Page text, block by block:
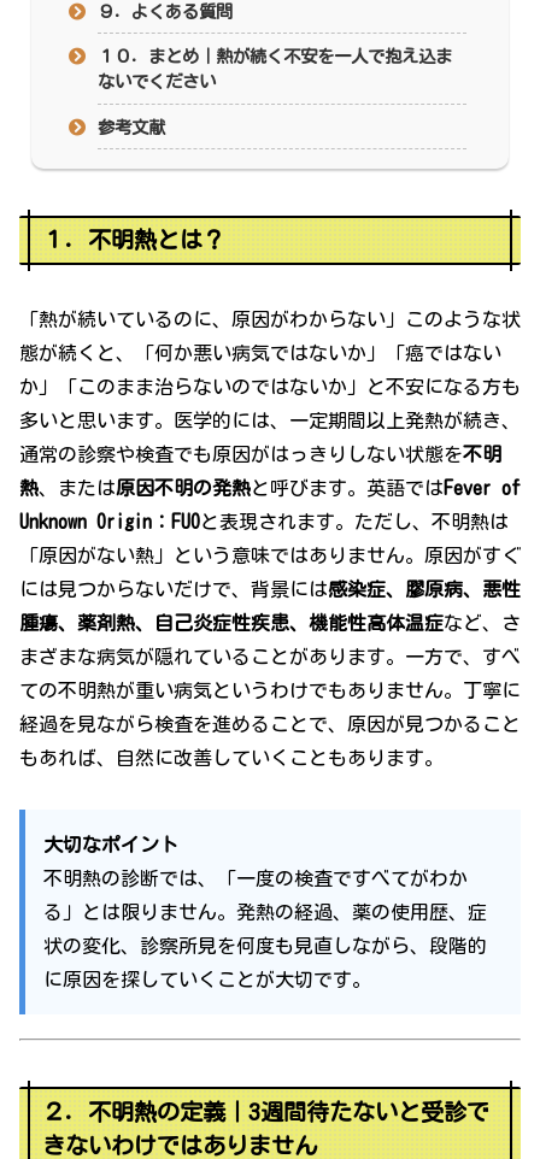
９．よくある質問
１０．まとめ｜熱が続く不安を一人で抱え込ま
ないでください
参考文献
１．不明熱とは？
「熱が続いているのに、原因がわからない」このような状
態が続くと、「何か悪い病気ではないか」「癌ではない
か」「このまま治らないのではないか」と不安になる方も
多いと思います。医学的には、一定期間以上発熱が続き、
通常の診察や検査でも原因がはっきりしない状態を不明
熱、または原因不明の発熱と呼びます。英語ではFever of
Unknown Origin：FUOと表現されます。ただし、不明熱は
「原因がない熱」という意味ではありません。原因がすぐ
には見つからないだけで、背景には感染症、膠原病、悪性
腫瘍、薬剤熱、自己炎症性疾患、機能性高体温症など、さ
まざまな病気が隠れていることがあります。一方で、すべ
ての不明熱が重い病気というわけでもありません。丁寧に
経過を見ながら検査を進めることで、原因が見つかること
もあれば、自然に改善していくこともあります。
大切なポイント
不明熱の診断では、「一度の検査ですべてがわか
る」とは限りません。発熱の経過、薬の使用歴、症
状の変化、診察所見を何度も見直しながら、段階的
に原因を探していくことが大切です。
２．不明熱の定義｜3週間待たないと受診で
きないわけではありません